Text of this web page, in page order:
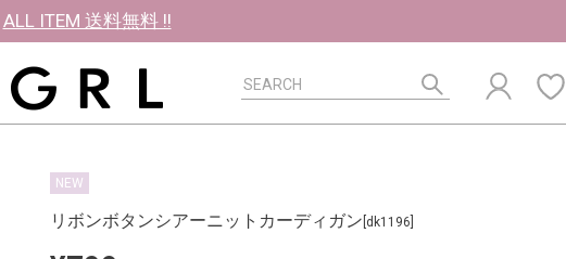
ALL ITEM 送料無料 !!
NEW
リボンボタンシアーニットカーディガン [dk1196]